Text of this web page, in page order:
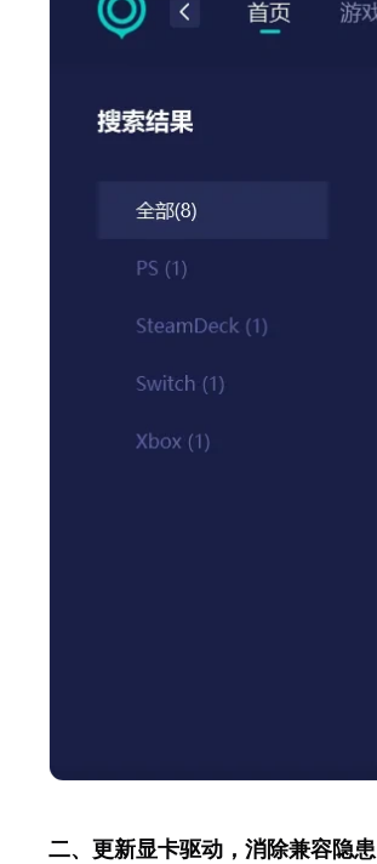
二、更新显卡驱动，消除兼容隐患